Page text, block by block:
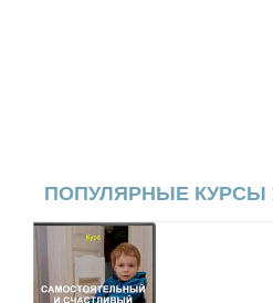
ПОПУЛЯРНЫЕ КУРСЫ